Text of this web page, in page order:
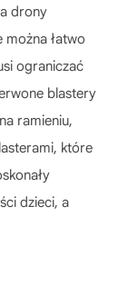
drony
można łatwo
ograniczać
blastery
ramieniu,
które
dzieci, a